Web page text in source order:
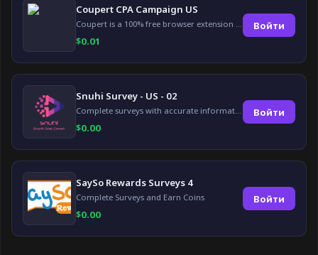
Coupert CPA Campaign US
$0.01
Войти
Snuhi Survey - US - 02
$0.00
Войти
SaySo Rewards Surveys 4
Complete Surveys and Earn Coins
$0.00
Войти